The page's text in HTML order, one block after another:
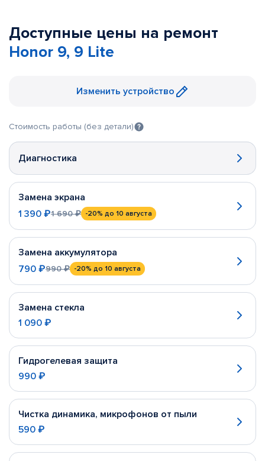
Доступные цены на ремонт
Honor 9, 9 Lite
Изменить устройство
Стоимость работы (без детали)
Диагностика
Замена экрана
1 390 ₽1 690 ₽ -20% до 10 августа
Замена аккумулятора
790 ₽990 ₽ -20% до 10 августа
Замена стекла
1 090 ₽
Гидрогелевая защита
990 ₽
Чистка динамика, микрофонов от пыли
590 ₽